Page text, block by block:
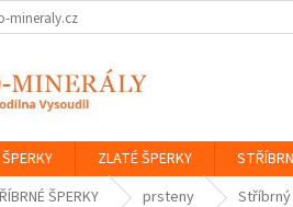
mineraly.cz
ZLATÉ ŠPERKY
ŠPERKY prsteny